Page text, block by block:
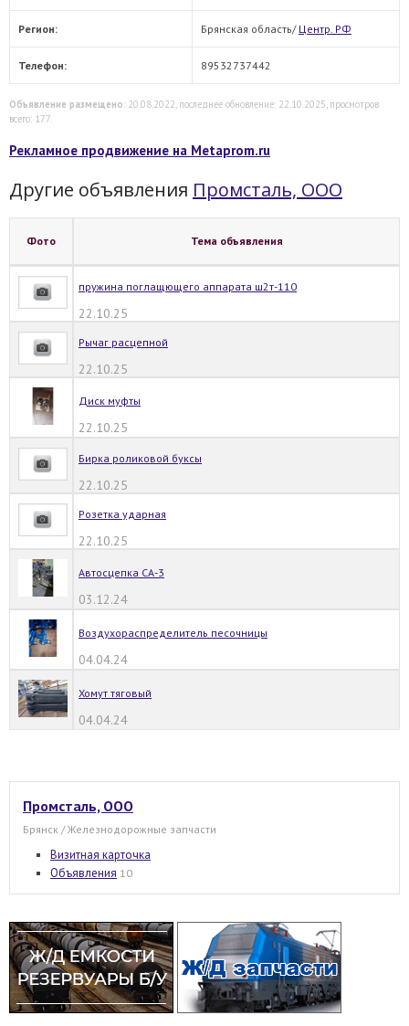
Регион: Брянская область/ Центр. РФ
Телефон: 89532737442
Объявление размещено: 20.08.2022, последнее обновление: 22.10.2025, просмотров
всего: 177.
Рекламное продвижение на Metaprom.ru
Другие объявления Промсталь, ООО
Фото Тема объявления
пружина поглащющего аппарата ш2т-110
22.10.25
Рычаг расцепной
22.10.25
Диск муфты
22.10.25
Бирка роликовой буксы
22.10.25
Розетка ударная
22.10.25
Автосцепка СА-3
03.12.24
Воздухораспределитель песочницы
04.04.24
Хомут тяговый
04.04.24
Промсталь, ООО
Брянск / Железнодорожные запчасти
Визитная карточка
Объявления 10